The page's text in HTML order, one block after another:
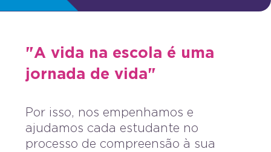
"A vida na escola é uma
jornada de vida"
Por isso, nos empenhamos e
ajudamos cada estudante no
processo de compreensão à sua